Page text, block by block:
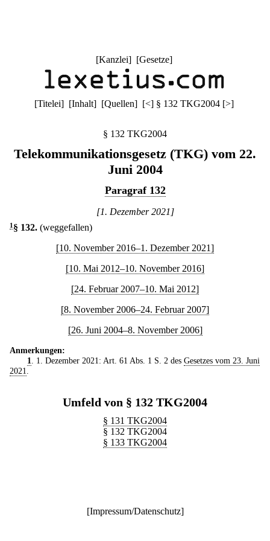
[Kanzlei] [Gesetze]
[Titelei] [Inhalt] [Quellen] [<] § 132 TKG2004 [>]
§ 132 TKG2004
Telekommunikationsgesetz (TKG) vom 22.
Juni 2004
Paragraf 132
[1. Dezember 2021]
1 § 132. (weggefallen)
[10. November 2016–1. Dezember 2021]
[10. Mai 2012–10. November 2016]
[24. Februar 2007–10. Mai 2012]
[8. November 2006–24. Februar 2007]
[26. Juni 2004–8. November 2006]
Anmerkungen:
1
. 1. Dezember 2021: Art. 61 Abs. 1 S. 2 des Gesetzes vom 23. Juni
2021
Umfeld von § 132 TKG2004
§ 131 TKG2004
§ 132 TKG2004
§ 133 TKG2004
[Impressum/Datenschutz]